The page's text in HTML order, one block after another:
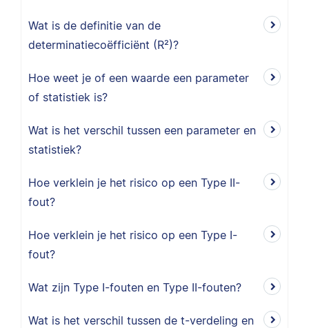
Wat is de definitie van de
determinatiecoëfficiënt (R²)?
Hoe weet je of een waarde een parameter
of statistiek is?
Wat is het verschil tussen een parameter en
statistiek?
Hoe verklein je het risico op een Type II-
fout?
Hoe verklein je het risico op een Type I-
fout?
Wat zijn Type I-fouten en Type II-fouten?
Wat is het verschil tussen de t-verdeling en